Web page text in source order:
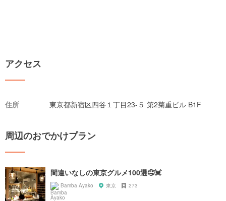
アクセス
住所 東京都新宿区四谷１丁目23-５ 第2菊重ビル B1F
周辺のおでかけプラン
間違いなしの東京グルメ100選🤤💓
Bamba Ayako 東京 273